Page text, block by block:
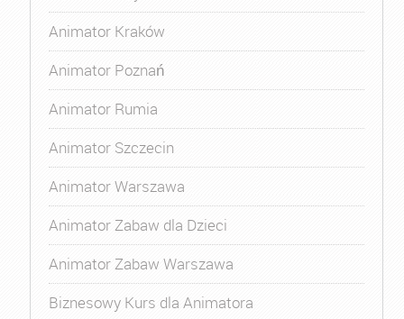
Animator Kraków
Animator Poznań
Animator Rumia
Animator Szczecin
Animator Warszawa
Animator Zabaw dla Dzieci
Animator Zabaw Warszawa
Biznesowy Kurs dla Animatora